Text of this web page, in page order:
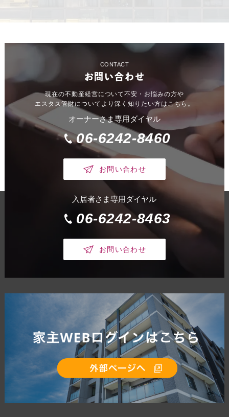
CONTACT
お問い合わせ
現在の不動産経営について不安・お悩みの方や
エスタス管財についてより深く知りたい方はこちら。
オーナーさま専用ダイヤル
06-6242-8460
お問い合わせ
入居者さま専用ダイヤル
06-6242-8463
お問い合わせ